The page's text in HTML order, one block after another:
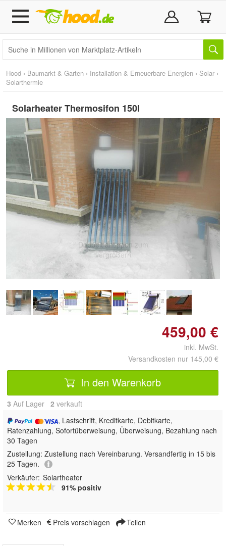
Hood › Baumarkt & Garten › Installation & Erneuerbare Energien › Solar ›
Solarthermie
Solarheater Thermosifon 150l
Doppelt antippen zum
vergrößern
459,00 €
inkl. MwSt.
Versandkosten nur 145,00 €
In den Warenkorb
3 Auf Lager 2 verkauft
, Lastschrift, Kreditkarte, Debitkarte,
Ratenzahlung, Sofortüberweisung, Überweisung, Bezahlung nach
30 Tagen
Zustellung: Zustellung nach Vereinbarung. Versandfertig in 15 bis
25 Tagen.
Verkäufer: Solartheater
91% positiv
Merken Preis vorschlagen Teilen